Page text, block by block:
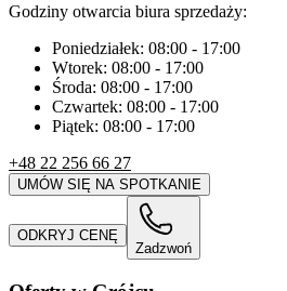
Godziny otwarcia biura sprzedaży:
Poniedziałek: 08:00 - 17:00
Wtorek: 08:00 - 17:00
Środa: 08:00 - 17:00
Czwartek: 08:00 - 17:00
Piątek: 08:00 - 17:00
+48 22 256 66 27
UMÓW SIĘ NA SPOTKANIE
ODKRYJ CENĘ
Zadzwoń